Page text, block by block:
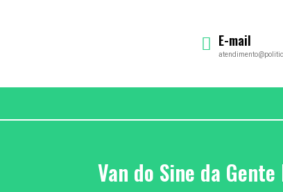
E-mail
Van do Sine da